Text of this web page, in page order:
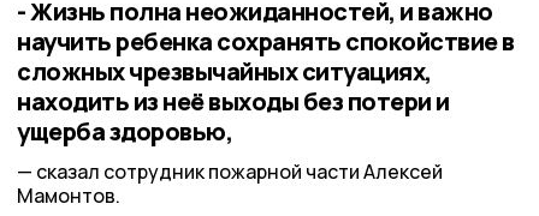
- Жизнь полна неожиданностей, и важно
научить ребенка сохранять спокойствие в
сложных чрезвычайных ситуациях,
находить из неё выходы без потери и
ущерба здоровью,
сказал сотрудник пожарной части Алексей
Мамонтов.